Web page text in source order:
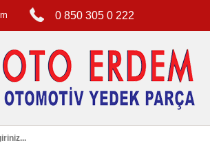
0 850 305 0 222